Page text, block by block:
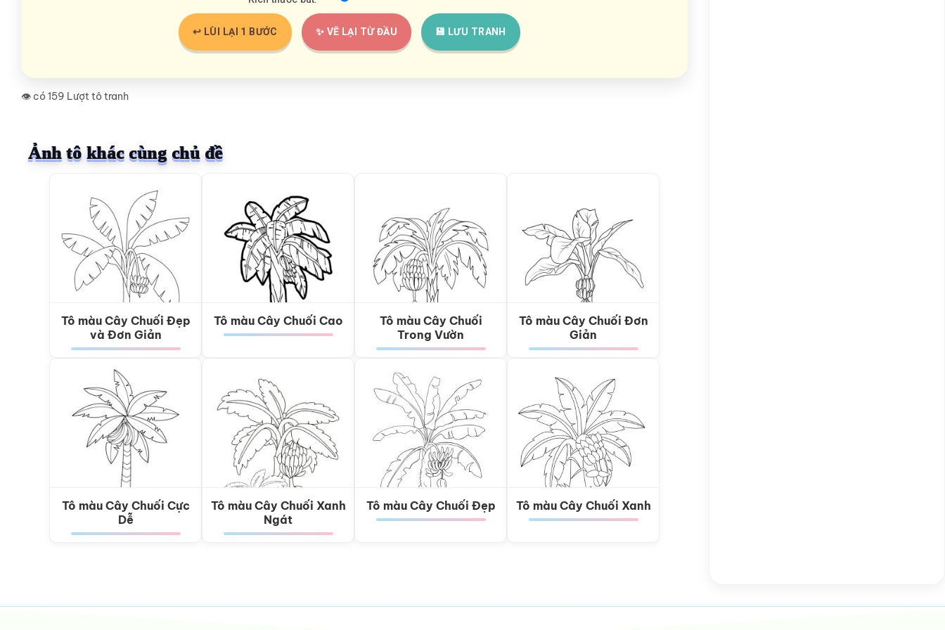
↩️ LÙI LẠI 1 BƯỚC ✨ VẼ LẠI TỪ ĐẦU 💾 LƯU TRANH
👁️ có 159 Lượt tô tranh
Ảnh tô khác cùng chủ đề
Tô màu Cây Chuối Đẹp
và Đơn Giản
Tô màu Cây Chuối Cao
Tô màu Cây Chuối
Trong Vườn
Tô màu Cây Chuối Đơn
Giản
Tô màu Cây Chuối Cực
Dễ
Tô màu Cây Chuối Xanh
Ngát
Tô màu Cây Chuối Đẹp Tô màu Cây Chuối Xanh